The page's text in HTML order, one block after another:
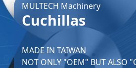
MULTECH Machinery
Cuchillas
MADE IN TAIWAN
NOT ONLY "OEM" BUT ALSO